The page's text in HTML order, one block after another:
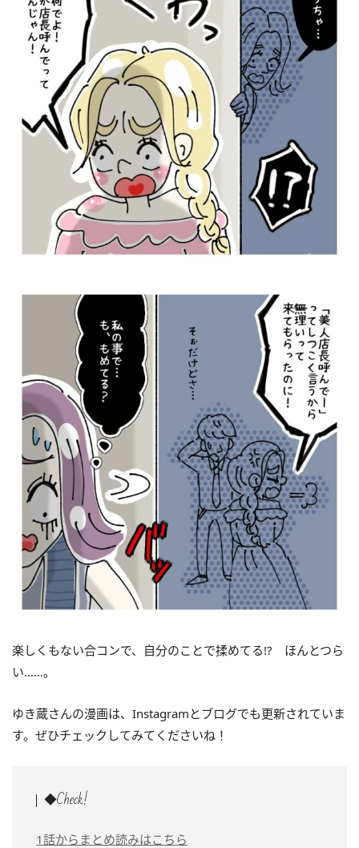
楽しくもない合コンで、自分のことで揉めてる!? ほんとつら
い……。
ゆき蔵さんの漫画は、Instagramとブログでも更新されていま
す。ぜひチェックしてみてくださいね！
◆Check!
1話からまとめ読みはこちら